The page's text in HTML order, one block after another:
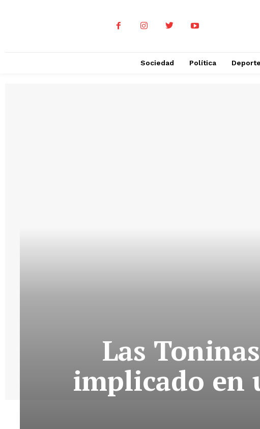
Sociedad Política
Las
implicado en